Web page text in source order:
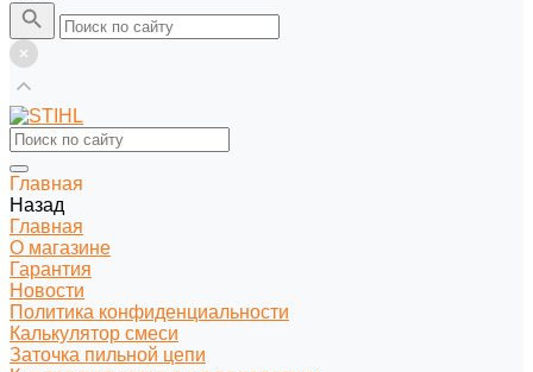
Главная
Назад
Главная
О магазине
Гарантия
Новости
Политика конфиденциальности
Калькулятор смеси
Заточка пильной цепи